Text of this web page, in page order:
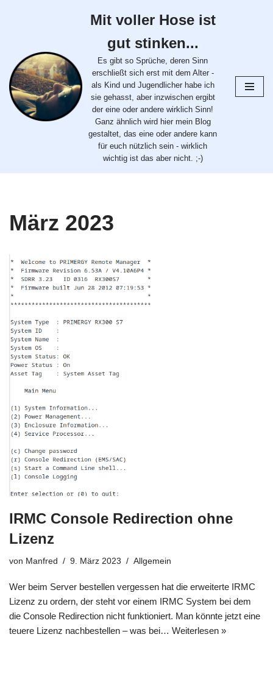
springen
Mit voller Hose ist
gut stinken...
Es gibt so Sprüche, deren Sinn
erschließt sich erst mit dem Alter -
als Kind und Jugendlicher habe ich
sie gehasst, aber inzwischen ergibt
der eine oder andere wirklich Sinn!
Ganz ähnlich wird hier mein Blog
gestaltet, das eine oder andere kann
für euch nützlich sein - wirklich
wichtig ist das aber nicht. ;-)
März 2023
IRMC Console Redirection ohne
Lizenz
von Manfred 9. März 2023 Allgemein
Wer beim Server bestellen vergessen hat die erweiterte IRMC
Lizenz zu ordern, der steht vor einem IRMC System bei dem
die Console Redirection nicht funktioniert. Man könnte jetzt eine
teuere Lizenz nachbestellen – was bei… Weiterlesen »